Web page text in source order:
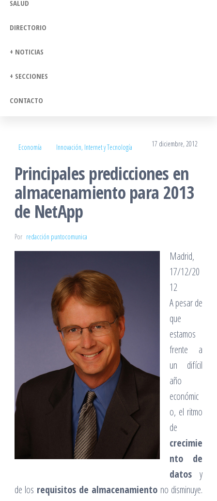
SALUD
DIRECTORIO
+ NOTICIAS
+ SECCIONES
CONTACTO
Economía Innovación, Internet y Tecnología 17 diciembre, 2012
Principales predicciones en
almacenamiento para 2013
de NetApp
Por redacción puntocomunica
Madrid,
17/12/20
12
A pesar de
que
estamos
frente a
un difícil
año
económic
o, el ritmo
de
crecimie
nto de
datos y
de los requisitos de almacenamiento no disminuye.